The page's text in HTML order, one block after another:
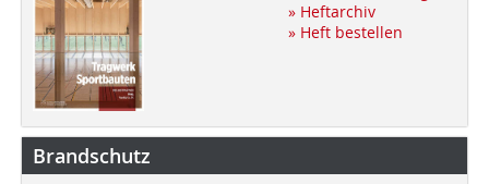
» Heftarchiv
» Heft bestellen
Brandschutz